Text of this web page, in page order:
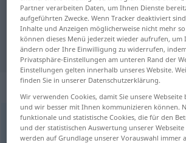
"Lehrmeister"
Übersetzung
„Lehrmeister“:
Lehrmeisterm
Partner verarbeiten Daten, um Ihnen Dienste
aufgeführten Zwecke. Wenn Tracker deaktiviert
Inhalte und Anzeigen möglicherweise nicht mehr
können dieses Menü jederzeit wieder aufrufen, um
ändern oder Ihre Einwilligung zu widerrufen,
Privatsphäre-Einstellungen am unteren Rand der
Einstellungen gelten innerhalb unseres Website.
finden Sie in unserer Datenschutzerklärung.
Wir verwenden Cookies, damit Sie unsere
und wir besser mit Ihnen kommunizieren können.
funktionale und statistische Cookies, die für den
und der statistischen Auswertung unserer
werden auf Grundlage unserer Vorauswahl immer